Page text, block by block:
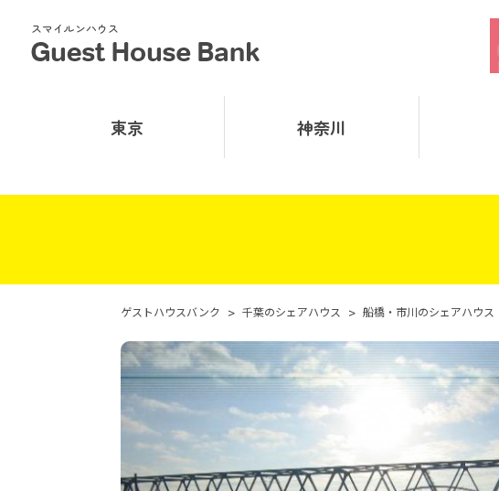
スマイルンハウス
東京 神奈川
ゲストハウスバンク > 千葉のシェアハウス > 船橋・市川のシェアハウス